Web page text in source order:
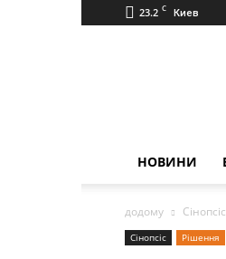
23.2 C Киев
НОВИНИ
додому Сінопсіс
Сінопсіс Рішення